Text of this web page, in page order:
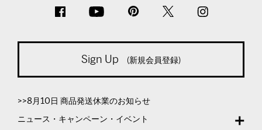
Sign Up (新規会員登録)
>>8月10日 商品発送休業のお知らせ
ニュース・キャンペーン・イベント